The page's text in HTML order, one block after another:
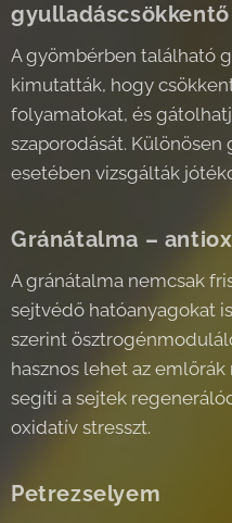
gyulladáscsökkentő
A gyömbérben található
kimutatták, hogy
folyamatokat, és
szaporodását.
esetében vizsgálták
Gránátalma –
A gránátalma nemcsak
sejtvédő hatóanyagokat
szerint
hasznos lehet az
segíti a sejtek
oxidatív stresszt.
Petrezselyem